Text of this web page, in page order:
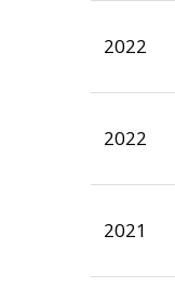
2022
2022
2021